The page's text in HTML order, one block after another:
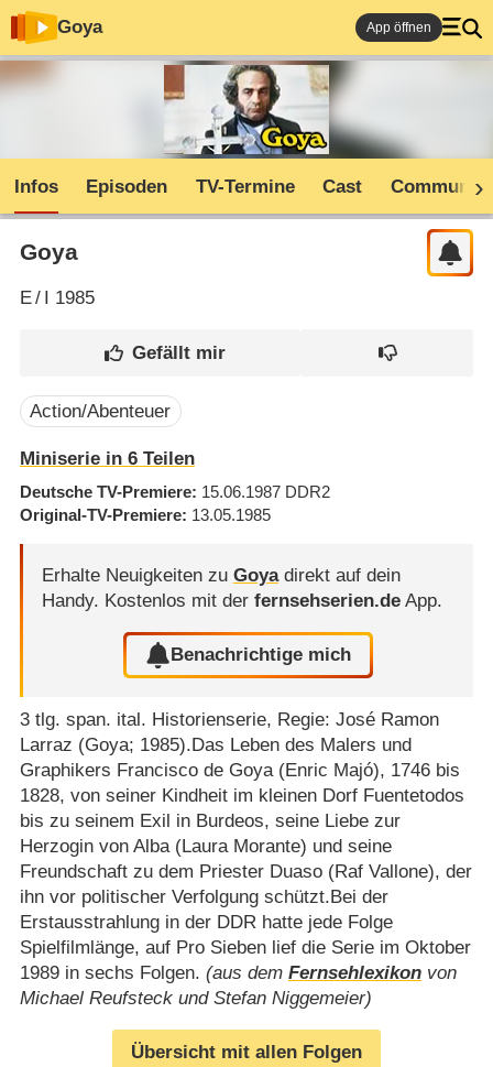
Goya App öffnen
Infos Episoden TV-Termine Cast Community
Goya
E/ 1985
Action/Abenteuer
Miniserie in 6 Teilen
Deutsche TV-Premiere 15.06.1987 DDR2
Original-TV-Premiere 13.05.1985
Erhalte Neuigkeiten zu Goyadirekt auf dein
Handy. Kostenlos mit der fernsehserien.deApp.
Benachrichtige mich
3 tlg. span. ital. Historienserie, Regie: José Ramon
Larraz (Goya; 1985).Das Leben des Malers und
Graphikers Francisco de Goya (Enric Majó), 1746 bis
1828, von seiner Kindheit im kleinen Dorf Fuentetodos
bis zu seinem Exil in Burdeos, seine Liebe zur
Herzogin von Alba (Laura Morante) und seine
Freundschaft zu dem Priester Duaso (Raf Vallone), der
ihn vor politischer Verfolgung schützt.Bei der
Erstausstrahlung in der DDR hatte jede Folge
Spielfilmlänge, auf Pro Sieben lief die Serie im Oktober
1989 in sechs Folgen. (aus dem Fernsehlexikonvon
Michael Reufsteck und Stefan Niggemeier)
Übersicht mit allen Folgen